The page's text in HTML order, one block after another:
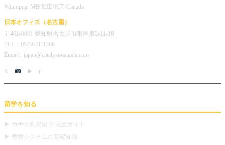
Winnipeg, MB R3E 0C7, Canada
日本オフィス（名古屋）
〒461-0001 愛知県名古屋市東区泉2-11-18
TEL：052-931-1306
Email：japan@catalyst-canada.com
𝕏 ▶ f
留学を知る
▶ カナダ高校留学 完全ガイド
▶ 教育システムの基礎知識